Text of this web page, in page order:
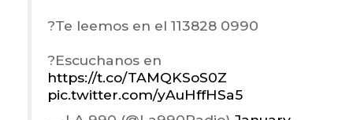
?Te leemos en el 113828 0990
?Escuchanos en
https://t.co/TAMQKSoS0Z
pic.twitter.com/yAuHffHSa5